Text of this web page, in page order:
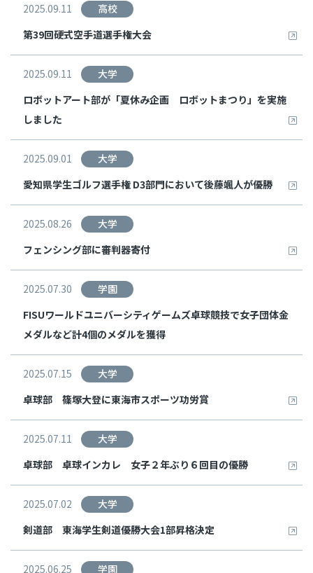
2025.09.11
高校
第39回硬式空手道選手権大会
2025.09.11
大学
ロボットアート部が「夏休み企画 ロボットまつり」を実施
しました
2025.09.01
大学
愛知県学生ゴルフ選手権 D3部門において後藤颯人が優勝
2025.08.26
大学
フェンシング部に審判器寄付
2025.07.30
学園
FISUワールドユニバーシティゲームズ卓球競技で女子団体金
メダルなど計4個のメダルを獲得
2025.07.15
大学
卓球部 篠塚大登に東海市スポーツ功労賞
2025.07.11
大学
卓球部 卓球インカレ 女子２年ぶり６回目の優勝
2025.07.02
大学
剣道部 東海学生剣道優勝大会1部昇格決定
2025.06.25 学園